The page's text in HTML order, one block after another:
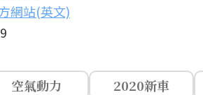
網站(英文)
空氣動力 2020新車